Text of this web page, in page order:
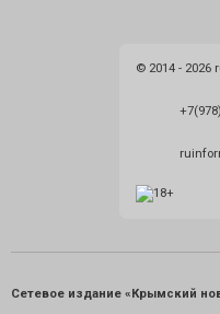
© 2014 - 2026
Сетевое издание «Крымский